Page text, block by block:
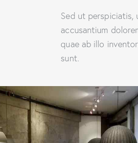
Sed ut perspiciatis,
accusantium
quae ab illo
sunt.